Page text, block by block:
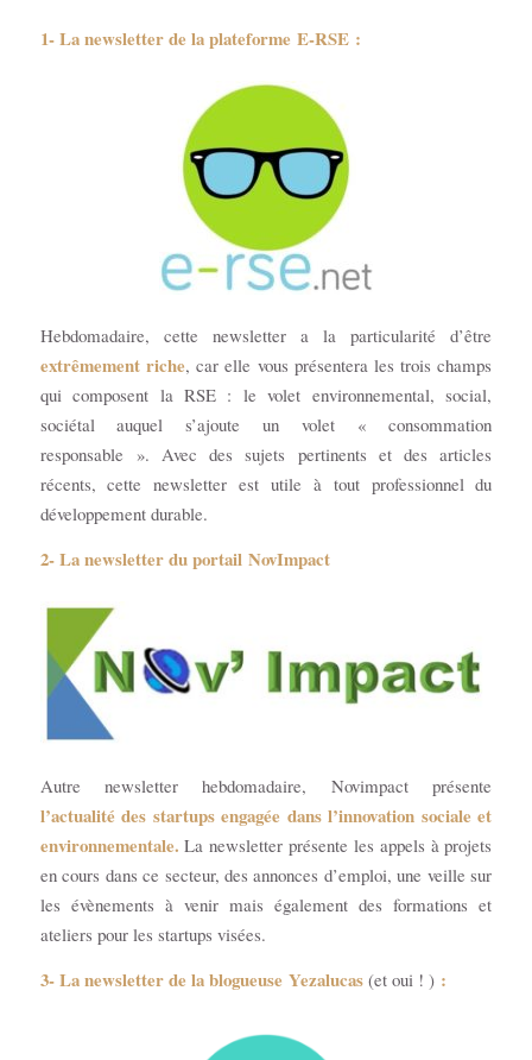
1- La newsletter de la plateforme E-RSE :
Hebdomadaire, cette newsletter a la particularité d’être
extrêmement riche, car elle vous présentera les trois champs
qui composent la RSE : le volet environnemental, social,
sociétal auquel s’ajoute un volet « consommation
responsable ». Avec des sujets pertinents et des articles
récents, cette newsletter est utile à tout professionnel du
développement durable.
2- La newsletter du portail NovImpact
Autre newsletter hebdomadaire, Novimpact présente
l’actualité des startups engagée dans l’innovation sociale et
environnementale. La newsletter présente les appels à projets
en cours dans ce secteur, des annonces d’emploi, une veille sur
les évènements à venir mais également des formations et
ateliers pour les startups visées.
3- La newsletter de la blogueuse Yezalucas (et oui ! ):